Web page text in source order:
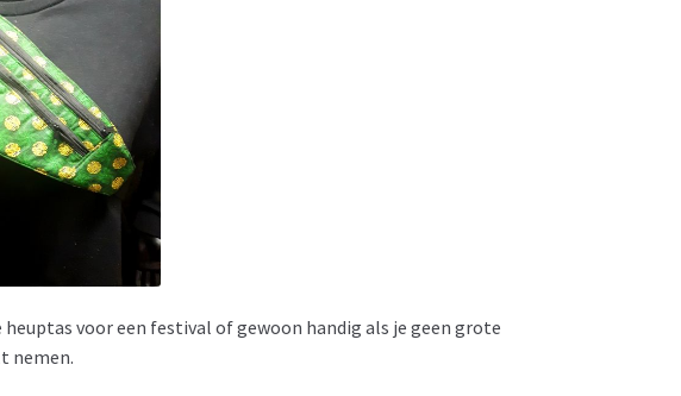
heuptas voor een festival of gewoon handig als je geen grote
nemen.